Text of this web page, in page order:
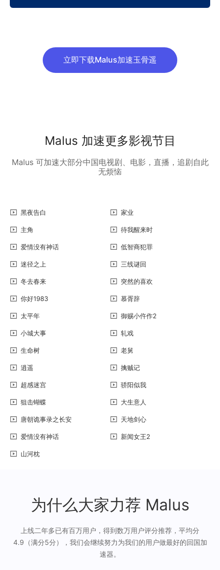
立即下载Malus加速玉骨遥
Malus 加速更多影视节目
Malus 可加速大部分中国电视剧、电影，直播，追剧自此
无烦恼
黑夜告白 家业
主角 待我醒来时
爱情没有神话 低智商犯罪
迷径之上 三线谜回
冬去春来 突然的喜欢
你好1983 慕胥辞
太平年 御赐小仵作2
小城大事 轧戏
生命树 老舅
逍遥 擒贼记
超感迷宫 骄阳似我
狙击蝴蝶 大生意人
唐朝诡事录之长安 天地剑心
爱情没有神话 新闻女王2
山河枕
为什么大家力荐 Malus
上线二年多已有百万用户，得到数万用户评分推荐，平均分
4.9（满分5分），我们会继续努力为我们的用户做最好的回国加
速器。